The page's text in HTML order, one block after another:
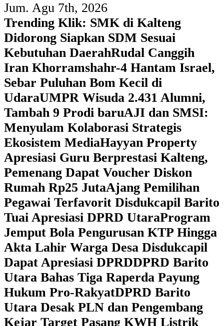
Jum. Agu 7th, 2026
Trending Klik: SMK di Kalteng
Didorong Siapkan SDM Sesuai
Kebutuhan DaerahRudal Canggih
Iran Khorramshahr-4 Hantam Israel,
Sebar Puluhan Bom Kecil di
UdaraUMPR Wisuda 2.431 Alumni,
Tambah 9 Prodi baruAJI dan SMSI:
Menyulam Kolaborasi Strategis
Ekosistem MediaHayyan Property
Apresiasi Guru Berprestasi Kalteng,
Pemenang Dapat Voucher Diskon
Rumah Rp25 JutaAjang Pemilihan
Pegawai Terfavorit Disdukcapil Barito
Tuai Apresiasi DPRD UtaraProgram
Jemput Bola Pengurusan KTP Hingga
Akta Lahir Warga Desa Disdukcapil
Dapat Apresiasi DPRDDPRD Barito
Utara Bahas Tiga Raperda Payung
Hukum Pro-RakyatDPRD Barito
Utara Desak PLN dan Pengembang
Kejar Target Pasang KWH Listrik